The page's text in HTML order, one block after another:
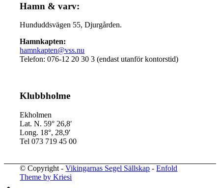
Hamn & varv:
Hunduddsvägen 55, Djurgården.
Hamnkapten:
hamnkapten@vss.nu
Telefon: 076-12 20 30 3 (endast utanför kontorstid)
Klubbholme
Ekholmen
Lat. N. 59° 26,8′
Long. 18°, 28,9′
Tel 073 719 45 00
© Copyright -Vikingarnas Segel Sällskap -Enfold
Theme by Kriesi